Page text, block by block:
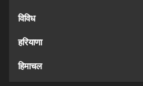
विविध
हरियाणा
हिमाचल